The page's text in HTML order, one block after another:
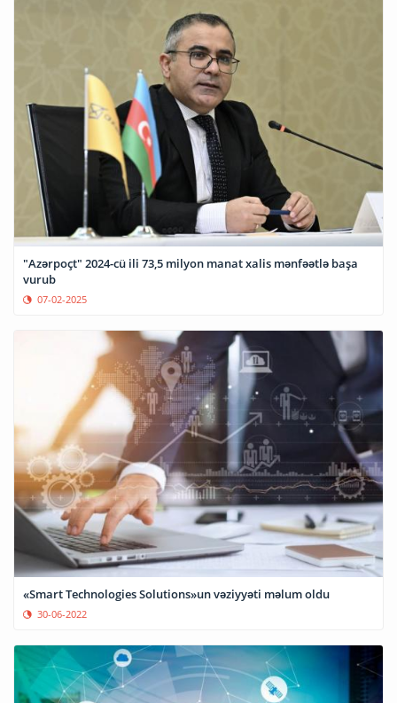
"Azərpoçt" 2024-cü ili 73,5 milyon manat xalis mənfəətlə başa
vurub
07-02-2025
«Smart Technologies Solutions»un vəziyyəti məlum oldu
30-06-2022